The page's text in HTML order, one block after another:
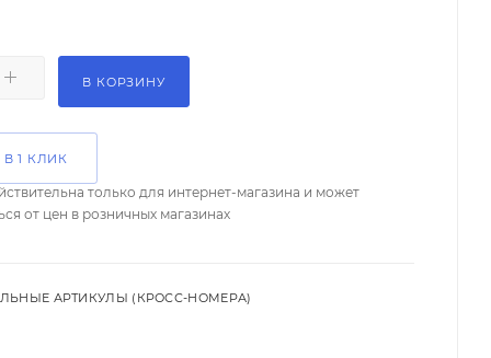
В КОРЗИНУ
1 КЛИК
только для интернет-магазина и может
от цен в розничных магазинах
АРТИКУЛЫ (КРОСС-НОМЕРА)